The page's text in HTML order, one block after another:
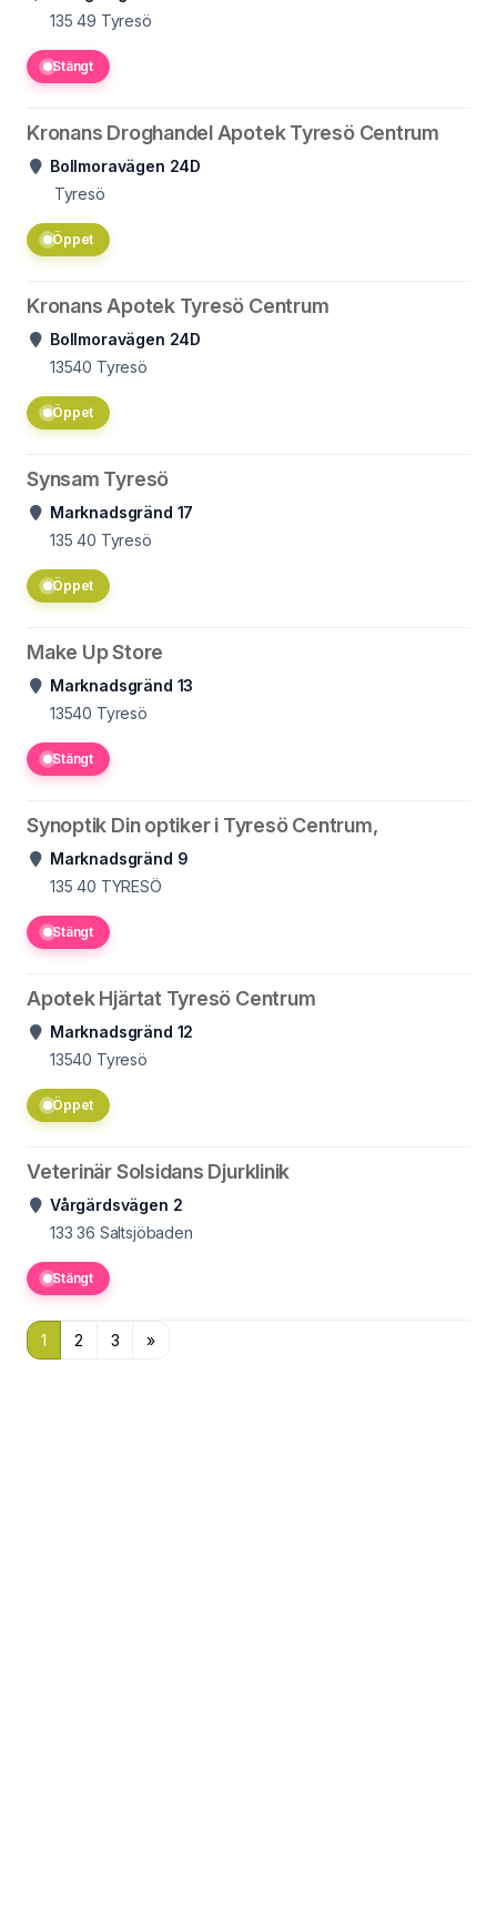
135 49 Tyresö
Stängt
Kronans Droghandel Apotek Tyresö Centrum
Bollmoravägen 24D
Tyresö
Öppet
Kronans Apotek Tyresö Centrum
Bollmoravägen 24D
13540 Tyresö
Öppet
Synsam Tyresö
Marknadsgränd 17
135 40 Tyresö
Öppet
Make Up Store
Marknadsgränd 13
13540 Tyresö
Stängt
Synoptik Din optiker i Tyresö Centrum,
Marknadsgränd 9
135 40 TYRESÖ
Stängt
Apotek Hjärtat Tyresö Centrum
Marknadsgränd 12
13540 Tyresö
Öppet
Veterinär Solsidans Djurklinik
Vårgärdsvägen 2
133 36 Saltsjöbaden
Stängt
1 2 3 »